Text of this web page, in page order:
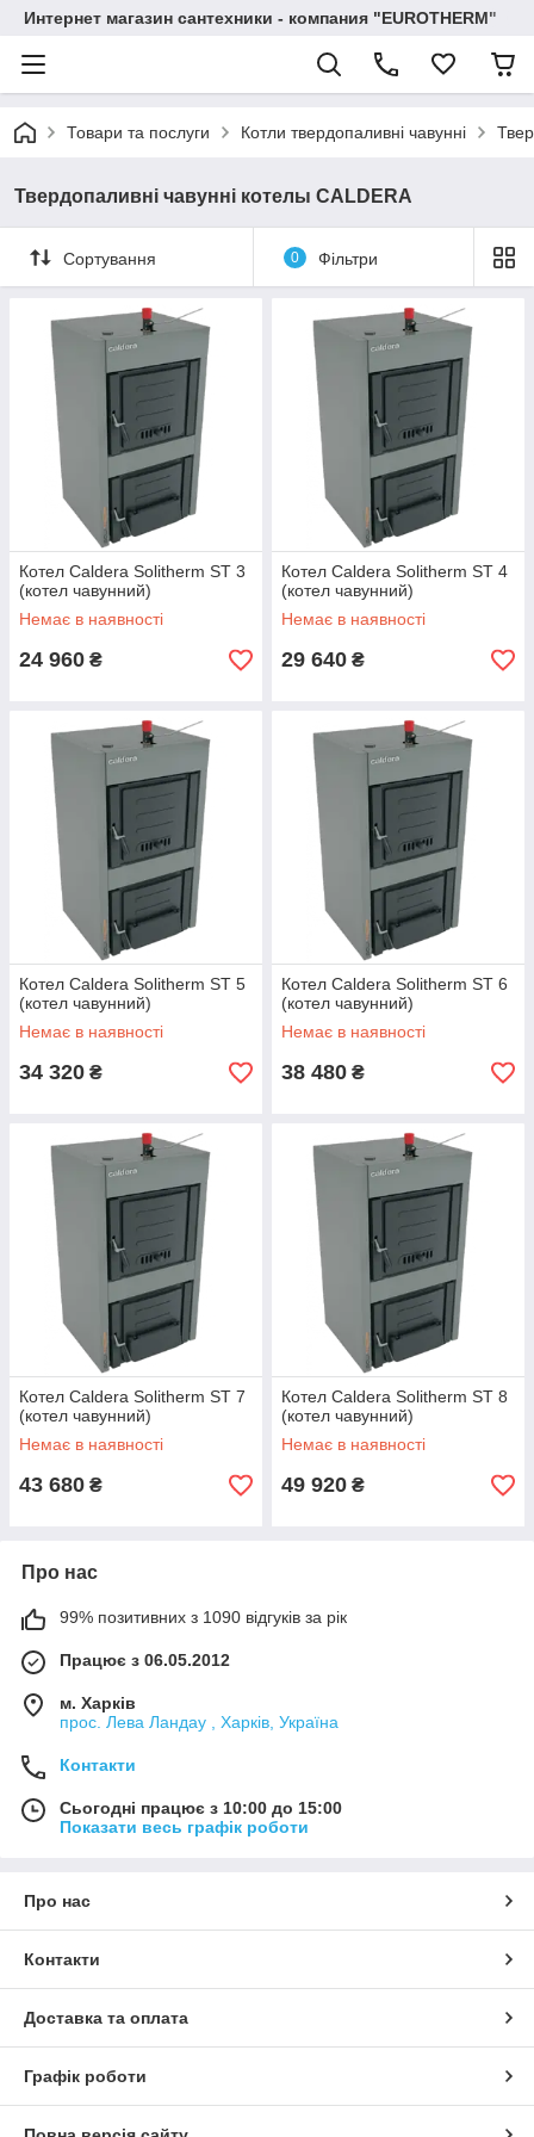
Интернет магазин сантехники - компания "EUROTHERM"
Товари та послуги Котли твердопаливні чавунні
Твердопаливні чавунні котелы CALDERA
Сортування 0 Фільтри
Котел Сaldera Solitherm ST 3
(котел чавунний)
Немає в наявності
24 960 ₴
Котел Сaldera Solitherm ST 4
(котел чавунний)
Немає в наявності
29 640 ₴
Котел Сaldera Solitherm ST 5
(котел чавунний)
Немає в наявності
34 320 ₴
Котел Сaldera Solitherm ST 6
(котел чавунний)
Немає в наявності
38 480 ₴
Котел Сaldera Solitherm ST 7
(котел чавунний)
Немає в наявності
43 680 ₴
Котел Сaldera Solitherm ST 8
(котел чавунний)
Немає в наявності
49 920 ₴
Про нас
99% позитивних з 1090 відгуків за рік
Працює з 06.05.2012
м. Харків
прос. Лева Ландау , Харків, Україна
Контакти
Сьогодні працює з 10:00 до 15:00
Показати весь графік роботи
Про нас
Контакти
Доставка та оплата
Графік роботи